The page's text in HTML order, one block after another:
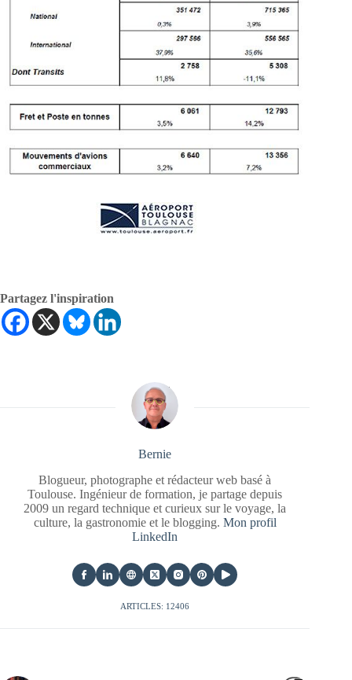
Partagez l'inspiration
Bernie
Blogueur, photographe et rédacteur web basé à
Toulouse. Ingénieur de formation, je partage depuis
2009 un regard technique et curieux sur le voyage, la
culture, la gastronomie et le blogging. Mon profil
LinkedIn
ARTICLES: 12406